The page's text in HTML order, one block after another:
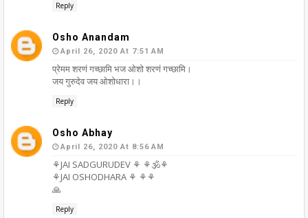
Reply
Osho Anandam
April 26, 2020 At 7:51 AM
प्रेमम शरणं गच्छामि भज ओशो शरणं गच्छामि।
जय गुरुदेव जय ओशोधारा।।
Reply
Osho Abhay
April 26, 2020 At 8:56 AM
⚘JAI SADGURUDEV ⚘ ⚘🕉⚘
⚘JAI OSHODHARA ⚘ ⚘⚘
🙏
Reply